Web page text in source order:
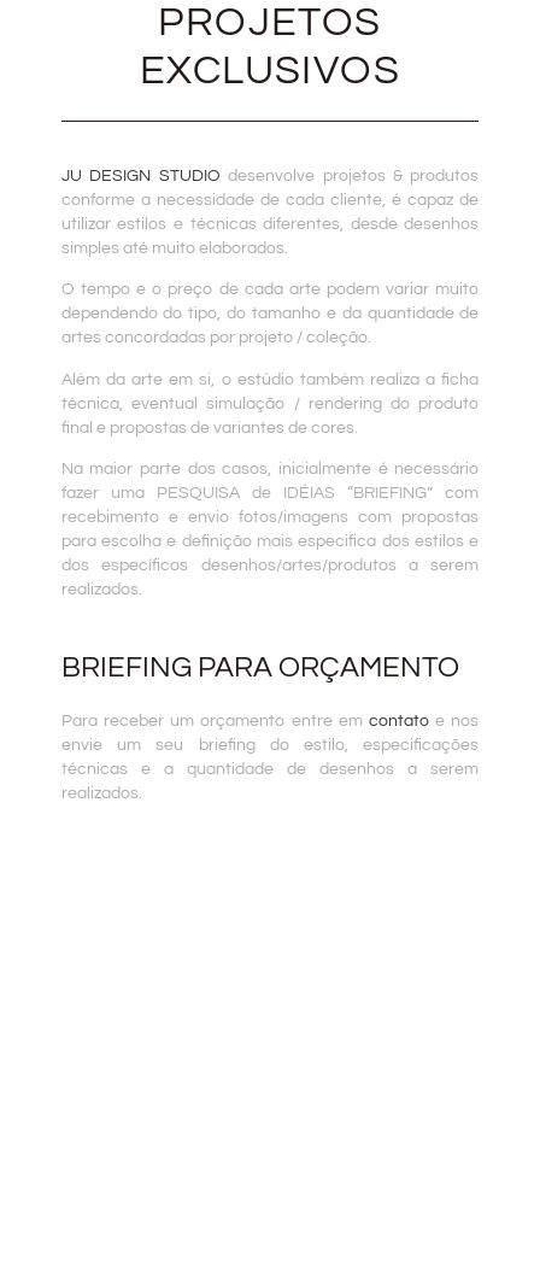
PROJETOS
EXCLUSIVOS
JU DESIGN STUDIO desenvolve projetos & produtos
conforme a necessidade de cada cliente, é capaz de
utilizar estilos e técnicas diferentes, desde desenhos
simples até muito elaborados.
O tempo e o preço de cada arte podem variar muito
dependendo do tipo, do tamanho e da quantidade de
artes concordadas por projeto / coleção.
Além da arte em si, o estúdio também realiza a ficha
técnica, eventual simulação / rendering do produto
final e propostas de variantes de cores.
Na maior parte dos casos, inicialmente é necessário
fazer uma PESQUISA de IDÉIAS “BRIEFING” com
recebimento e envio fotos/imagens com propostas
para escolha e definição mais especifica dos estilos e
dos específicos desenhos/artes/produtos a serem
realizados.
BRIEFING PARA ORÇAMENTO
Para receber um orçamento entre em contato e nos
envie um seu briefing do estilo, especificações
técnicas e a quantidade de desenhos a serem
realizados.